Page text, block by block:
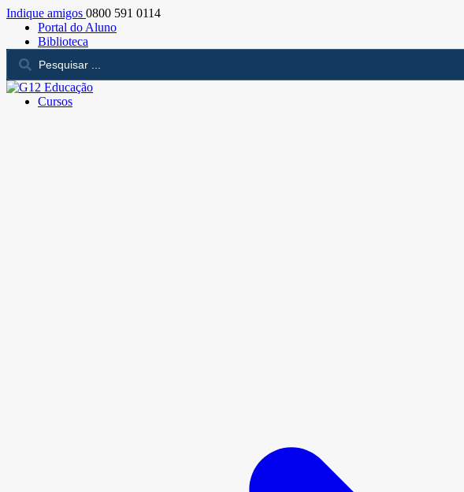
Indique amigos 0800 591 0114
Portal do Aluno
Biblioteca
Cursos